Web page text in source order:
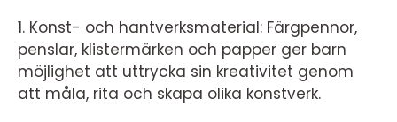
1. Konst- och hantverksmaterial: Färgpennor,
penslar, klistermärken och papper ger barn
möjlighet att uttrycka sin kreativitet genom
att måla, rita och skapa olika konstverk.